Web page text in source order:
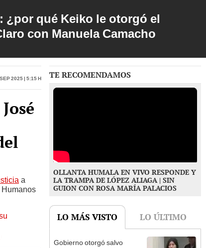
¿por qué Keiko le otorgó el
con Manuela Camacho
2025 | 5:15 h
a
TE RECOMENDAMOS
OLLANTA HUMALA EN VIVO RESPONDE Y
LA TRAMPA DE LÓPEZ ALIAGA | SIN
GUION CON ROSA MARÍA PALACIOS
LO MÁS VISTO LO ÚLTIMO
Gobierno otorgó salvo